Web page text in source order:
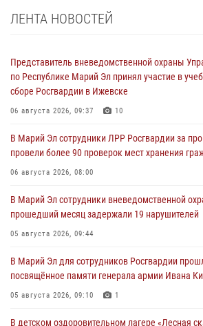
ЛЕНТА НОВОСТЕЙ
Представитель вневедомственной охраны
по Республике Марий Эл принял участие в
сборе Росгвардии в Ижевске
06 августа 2026, 09:37 10
В Марий Эл сотрудники ЛРР Росгвардии за
провели более 90 проверок мест хранения
06 августа 2026, 08:00
В Марий Эл сотрудники вневедомственной
прошедший месяц задержали 19 нарушителей
05 августа 2026, 09:44
В Марий Эл для сотрудников Росгвардии
посвящённое памяти генерала армии Ивана
05 августа 2026, 09:10 1
В детском оздоровительном лагере «Лесная